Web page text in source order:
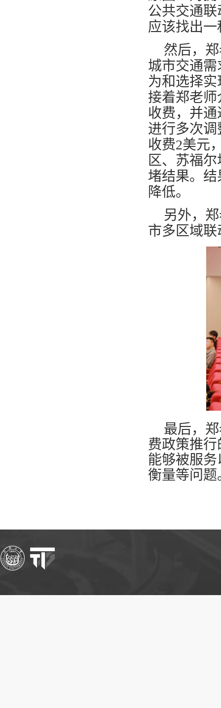
公共交通
应该找出
然后，
城市交通
为和选择
接着郑老
收费， 并通
进行多次调
收费2美元
区、苏福
堵结果。
降低。
另外，
市多区域
最后，
费政策推
能够被服
衡量等问题